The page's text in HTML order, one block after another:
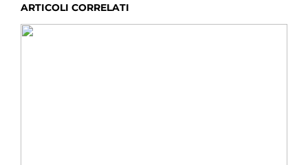
ARTICOLI CORRELATI